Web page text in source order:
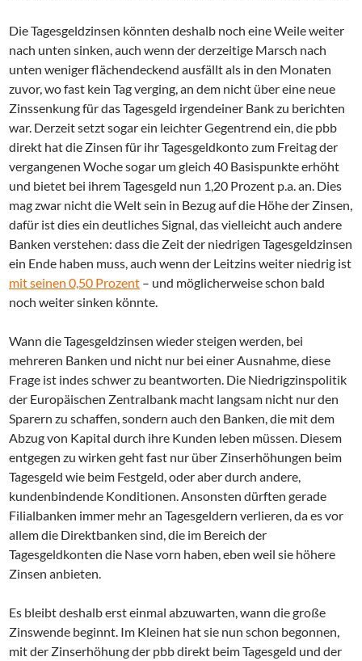
Die Tagesgeldzinsen könnten deshalb noch eine Weile weiter
nach unten sinken, auch wenn der derzeitige Marsch nach
unten weniger flächendeckend ausfällt als in den Monaten
zuvor, wo fast kein Tag verging, an dem nicht über eine neue
Zinssenkung für das Tagesgeld irgendeiner Bank zu berichten
war. Derzeit setzt sogar ein leichter Gegentrend ein, die pbb
direkt hat die Zinsen für ihr Tagesgeldkonto zum Freitag der
vergangenen Woche sogar um gleich 40 Basispunkte erhöht
und bietet bei ihrem Tagesgeld nun 1,20 Prozent p.a. an. Dies
mag zwar nicht die Welt sein in Bezug auf die Höhe der Zinsen,
dafür ist dies ein deutliches Signal, das vielleicht auch andere
Banken verstehen: dass die Zeit der niedrigen Tagesgeldzinsen
ein Ende haben muss, auch wenn der Leitzins weiter niedrig ist
mit seinen 0,50 Prozent – und möglicherweise schon bald
noch weiter sinken könnte.
Wann die Tagesgeldzinsen wieder steigen werden, bei
mehreren Banken und nicht nur bei einer Ausnahme, diese
Frage ist indes schwer zu beantworten. Die Niedrigzinspolitik
der Europäischen Zentralbank macht langsam nicht nur den
Sparern zu schaffen, sondern auch den Banken, die mit dem
Abzug von Kapital durch ihre Kunden leben müssen. Diesem
entgegen zu wirken geht fast nur über Zinserhöhungen beim
Tagesgeld wie beim Festgeld, oder aber durch andere,
kundenbindende Konditionen. Ansonsten dürften gerade
Filialbanken immer mehr an Tagesgeldern verlieren, da es vor
allem die Direktbanken sind, die im Bereich der
Tagesgeldkonten die Nase vorn haben, eben weil sie höhere
Zinsen anbieten.
Es bleibt deshalb erst einmal abzuwarten, wann die große
Zinswende beginnt. Im Kleinen hat sie nun schon begonnen,
mit der Zinserhöhung der pbb direkt beim Tagesgeld und der